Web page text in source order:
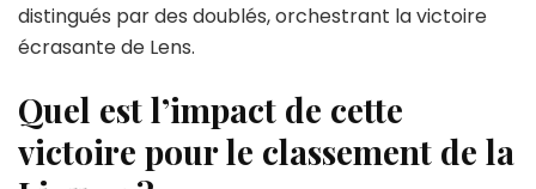
distingués par des doublés, orchestrant la victoire
écrasante de Lens.
Quel est l’impact de cette
victoire pour le classement de la